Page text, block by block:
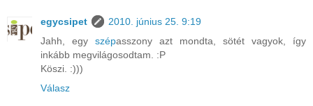
egycsipet
2010. június 25. 9:19
Jahh, egy szépasszony azt mondta, sötét vagyok, így
inkább megvilágosodtam. :P
Köszi. :)))
Válasz